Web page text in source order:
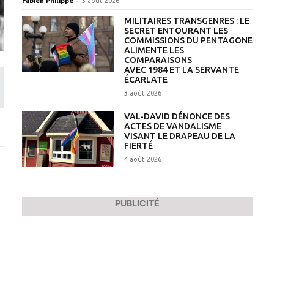
MILITAIRES TRANSGENRES : LE
SECRET ENTOURANT LES
COMMISSIONS DU PENTAGONE
ALIMENTE LES
COMPARAISONS
AVEC 1984 ET LA SERVANTE
ÉCARLATE
3 août 2026
VAL-DAVID DÉNONCE DES
ACTES DE VANDALISME
VISANT LE DRAPEAU DE LA
FIERTÉ
4 août 2026
PUBLICITÉ